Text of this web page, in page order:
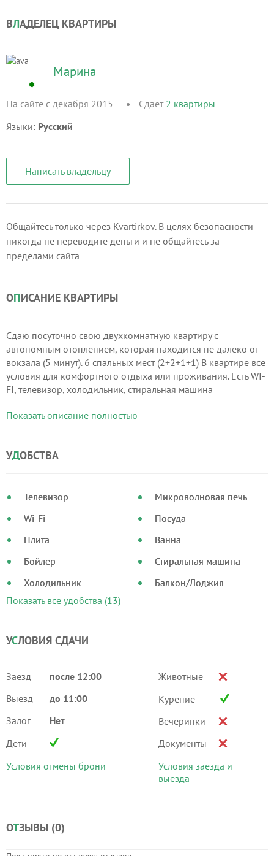
ВЛАДЕЛЕЦ КВАРТИРЫ
Марина
На сайте с декабря 2015 Сдает 2 квартиры
Языки: Русский
Написать владельцу
Общайтесь только через Kvartirkov. В целях безопасности
никогда не переводите деньги и не общайтесь за
пределами сайта
ОПИСАНИЕ КВАРТИРЫ
Сдаю посуточно свою двухкомнатную квартиру с
автономным отоплением, которая находится не далеко от
вокзала (5 минут). 6 спальных мест (2+2+1+1) В квартире все
условия для комфортного отдыха или проживания. Есть WI-
FI, телевизор, холодильник, стиральная машина
посуда, вентилятор.
Показать описание полностью
УДОБСТВА
Телевизор
Wi-Fi
Плита
Бойлер
Холодильник
Микроволновая печь
Посуда
Ванна
Стиральная машина
Балкон/Лоджия
Показать все удобства (13)
УСЛОВИЯ СДАЧИ
Заезд
после 12:00
Выезд
до 11:00
Залог
Нет
Дети
Условия отмены брони
Животные
Курение
Вечеринки
Документы
Условия заезда и
выезда
ОТЗЫВЫ (0)